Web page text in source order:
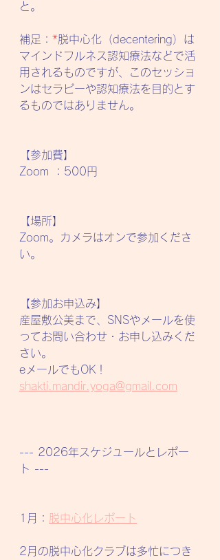
と。
補足： *脱中心化（decentering）は
マインドフルネス認知療法などで活
用されるものですが、このセッショ
ンはセラピーや認知療法を目的とす
るものではありません。
【参加費】
Zoom ：500円
【場所】
Zoom。カメラはオンで参加くださ
い。
【参加お申込み】
産屋敷公美まで、SNSやメールを使
ってお問い合わせ・お申し込みくだ
さい。
eメールでもOK！
shakti.mandir.yoga@gmail.com
--- 2026年スケジュールとレポー
ト ---
1月： 脱中心化レポート
2月の脱中心化クラブは多忙につき